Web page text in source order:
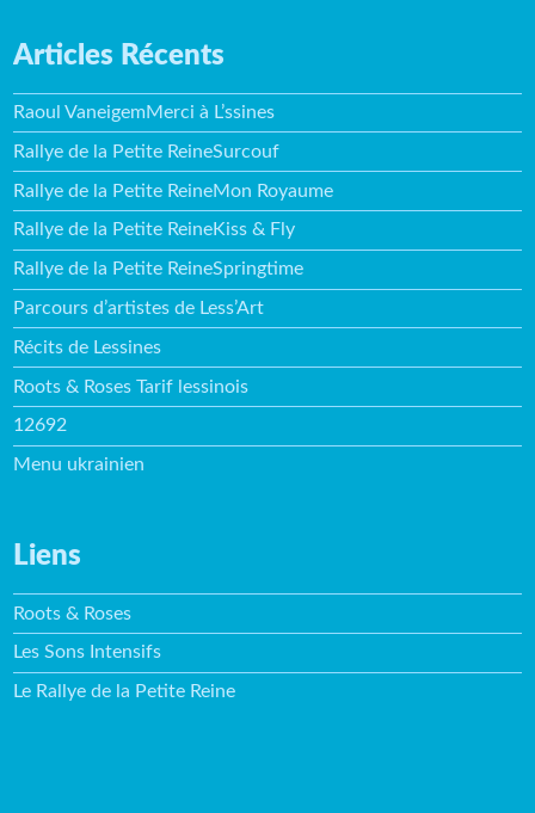
Articles Récents
Raoul VaneigemMerci à L’ssines
Rallye de la Petite ReineSurcouf
Rallye de la Petite ReineMon Royaume
Rallye de la Petite ReineKiss & Fly
Rallye de la Petite ReineSpringtime
Parcours d’artistes de Less’Art
Récits de Lessines
Roots & Roses Tarif lessinois
12692
Menu ukrainien
Liens
Roots & Roses
Les Sons Intensifs
Le Rallye de la Petite Reine